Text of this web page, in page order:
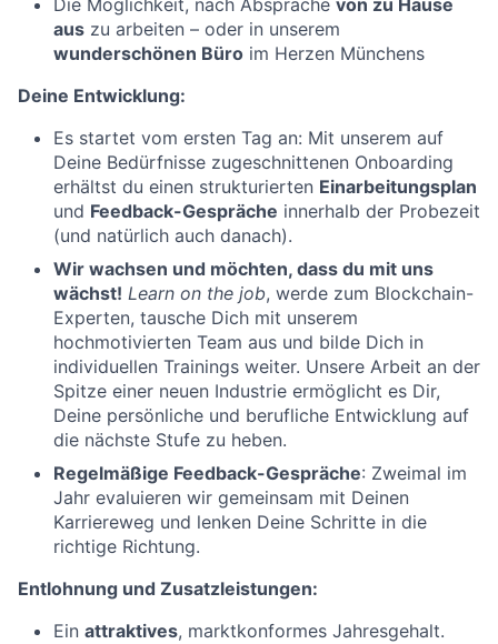
Die Möglichkeit, nach Absprache von zu Hause
aus zu arbeiten – oder in unserem
wunderschönen Büro im Herzen Münchens
Deine Entwicklung:
Es startet vom ersten Tag an: Mit unserem auf
Deine Bedürfnisse zugeschnittenen Onboarding
erhältst du einen strukturierten Einarbeitungsplan
und Feedback-Gespräche innerhalb der Probezeit
(und natürlich auch danach).
Wir wachsen und möchten, dass du mit uns
wächst! Learn on the job, werde zum Blockchain-
Experten, tausche Dich mit unserem
hochmotivierten Team aus und bilde Dich in
individuellen Trainings weiter. Unsere Arbeit an der
Spitze einer neuen Industrie ermöglicht es Dir,
Deine persönliche und berufliche Entwicklung auf
die nächste Stufe zu heben.
Regelmäßige Feedback-Gespräche: Zweimal im
Jahr evaluieren wir gemeinsam mit Deinen
Karriereweg und lenken Deine Schritte in die
richtige Richtung.
Entlohnung und Zusatzleistungen:
Ein attraktives, marktkonformes Jahresgehalt.